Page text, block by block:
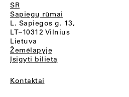
SR
Sapiegų rūmai
L. Sapiegos g. 13,
LT–10312 Vilnius
Lietuva
Žemėlapyje
Įsigyti bilietą
Kontaktai